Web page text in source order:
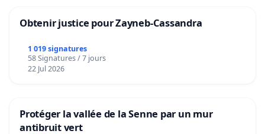
Obtenir justice pour Zayneb-Cassandra
1 019 signatures
58 Signatures / 7 jours
22 Jul 2026
Protéger la vallée de la Senne par un mur
antibruit vert